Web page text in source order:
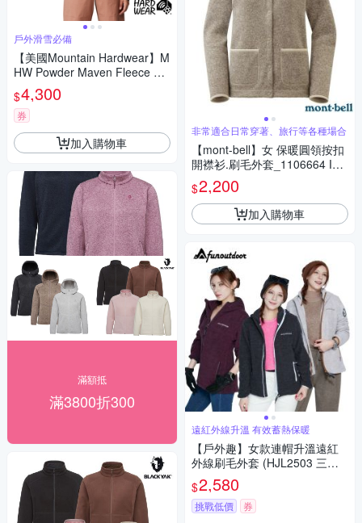
戶外滑雪必備
【美國Mountain Hardwear】M
HW Powder Maven Fleece Ful
l Zip Jacket 高領保暖刷毛短版
外套 女款 茶晶棕 #2077661
$4,300
券
加入購物車
滿額抵
滿3800折300
非常適合日常穿著、旅行等各種場合
【mont-bell】女 保暖圓領按扣
開襟衫.刷毛外套_1106664 IV
象牙白
$2,200
加入購物車
遠紅外線升溫 有效蓄熱保暖
【戶外趣】女款連帽升溫遠紅
外線刷毛外套 (HJL2503 三色
可選)
$2,580
挑戰低價 券